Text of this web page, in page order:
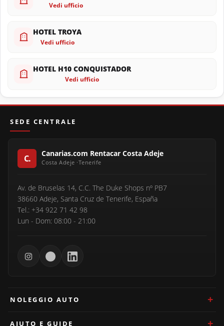
Vedi ufficio
HOTEL TROYA
Vedi ufficio
HOTEL H10 CONQUISTADOR
Vedi ufficio
SEDE CENTRALE
Canarias.com Rentacar Costa Adeje
Av. de Bruselas 14, C.C. The Duke Shops nº PB7
38660 Adeje, Santa Cruz de Tenerife, España
Tel.: +34 922 71 42 98
Lun - Dom: 08:00 - 21:00
NOLEGGIO AUTO
AIUTO E GUIDE